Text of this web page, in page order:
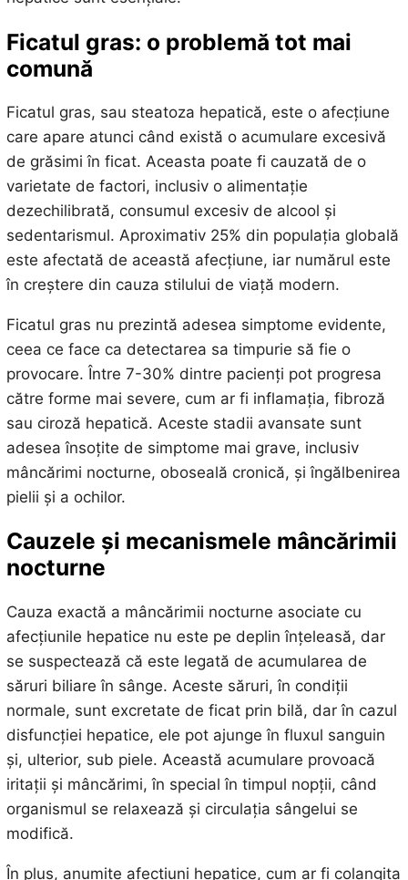
Ficatul gras: o problemă tot mai
comună
Ficatul gras, sau steatoza hepatică, este o afecțiune
care apare atunci când există o acumulare excesivă
de grăsimi în ficat. Aceasta poate fi cauzată de o
varietate de factori, inclusiv o alimentație
dezechilibrată, consumul excesiv de alcool și
sedentarismul. Aproximativ 25% din populația globală
este afectată de această afecțiune, iar numărul este
în creștere din cauza stilului de viață modern.
Ficatul gras nu prezintă adesea simptome evidente,
ceea ce face ca detectarea sa timpurie să fie o
provocare. Între 7-30% dintre pacienți pot progresa
către forme mai severe, cum ar fi inflamația, fibroză
sau ciroză hepatică. Aceste stadii avansate sunt
adesea însoțite de simptome mai grave, inclusiv
mâncărimi nocturne, oboseală cronică, și îngălbenirea
pielii și a ochilor.
Cauzele și mecanismele mâncărimii
nocturne
Cauza exactă a mâncărimii nocturne asociate cu
afecțiunile hepatice nu este pe deplin înțeleasă, dar
se suspectează că este legată de acumularea de
săruri biliare în sânge. Aceste săruri, în condiții
normale, sunt excretate de ficat prin bilă, dar în cazul
disfuncției hepatice, ele pot ajunge în fluxul sanguin
și, ulterior, sub piele. Această acumulare provoacă
iritații și mâncărimi, în special în timpul nopții, când
organismul se relaxează și circulația sângelui se
modifică.
În plus, anumite afecțiuni hepatice, cum ar fi colangita